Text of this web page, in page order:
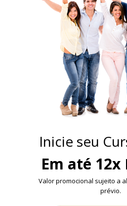
Inicie seu
Em até 12x
Valor promocional sujeito a
prévio.